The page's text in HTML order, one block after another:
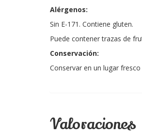
Alérgenos:
Sin E-171. Contiene gluten.
Puede contener trazas de
Conservación:
Conservar en un lugar
Valoraciones